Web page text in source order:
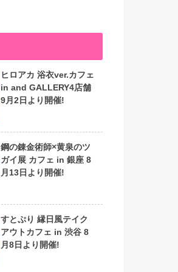
ヒロアカ 浴衣ver.カフェ
in and GALLERY4店舗
9月2日より開催!
鋼の錬金術師×黄泉のツ
ガイ展 カフェ in 銀座 8
月13日より開催!
すとぷり 縁日風テイク
アウトカフェ in 渋谷 8
月8日より開催!